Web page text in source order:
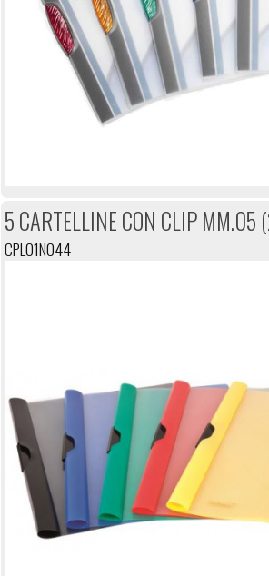
5 CARTELLINE CON CLIP MM.05
CPL01N044